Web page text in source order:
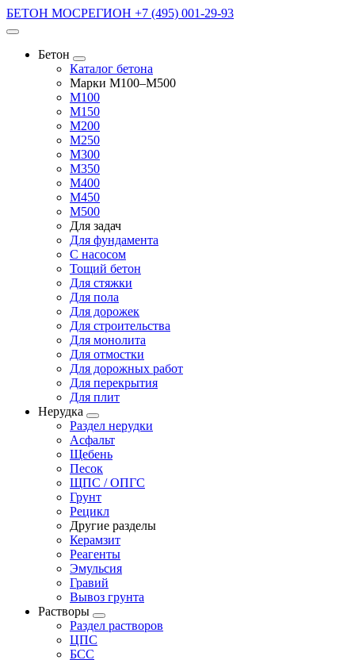
БЕТОН МОСРЕГИОН +7 (495) 001-29-93
Бетон
Каталог бетона
Марки М100–М500
М100
М150
М200
М250
М300
М350
М400
М450
М500
Для задач
Для фундамента
С насосом
Тощий бетон
Для стяжки
Для пола
Для дорожек
Для строительства
Для монолита
Для отмостки
Для дорожных работ
Для перекрытия
Для плит
Нерудка
Раздел нерудки
Асфальт
Щебень
Песок
ЩПС / ОПГС
Грунт
Рецикл
Другие разделы
Керамзит
Реагенты
Эмульсия
Гравий
Вывоз грунта
Растворы
Раздел растворов
ЦПС
БСС